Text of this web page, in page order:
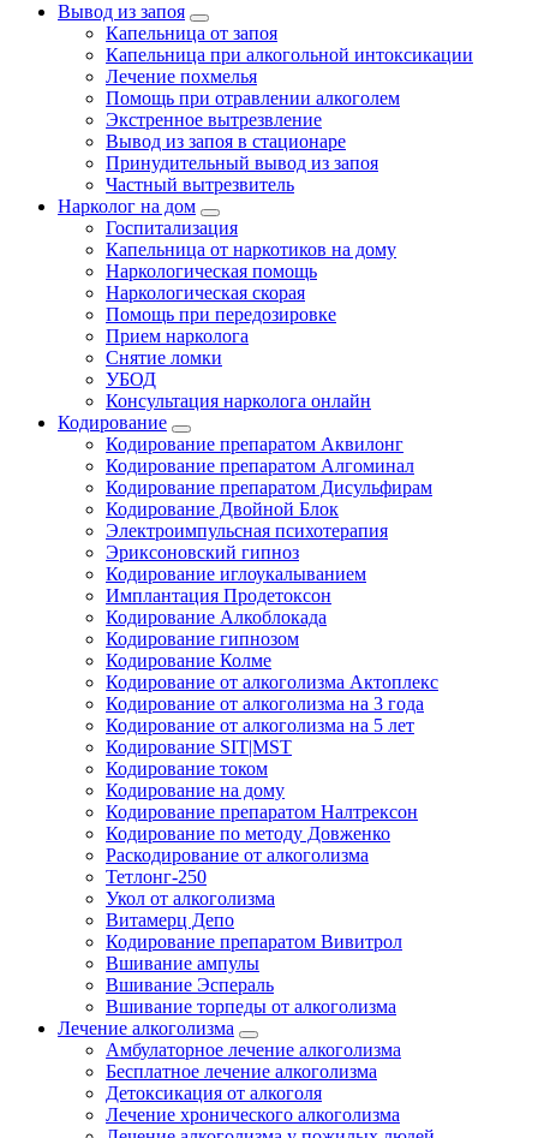
Вывод из запоя
Капельница от запоя
Капельница при алкогольной интоксикации
Лечение похмелья
Помощь при отравлении алкоголем
Экстренное вытрезвление
Вывод из запоя в стационаре
Принудительный вывод из запоя
Частный вытрезвитель
Нарколог на дом
Госпитализация
Капельница от наркотиков на дому
Наркологическая помощь
Наркологическая скорая
Помощь при передозировке
Прием нарколога
Снятие ломки
УБОД
Консультация нарколога онлайн
Кодирование
Кодирование препаратом Аквилонг
Кодирование препаратом Алгоминал
Кодирование препаратом Дисульфирам
Кодирование Двойной Блок
Электроимпульсная психотерапия
Эриксоновский гипноз
Кодирование иглоукалыванием
Имплантация Продетоксон
Кодирование Алкоблокада
Кодирование гипнозом
Кодирование Колме
Кодирование от алкоголизма Актоплекс
Кодирование от алкоголизма на 3 года
Кодирование от алкоголизма на 5 лет
Кодирование SIT|MST
Кодирование током
Кодирование на дому
Кодирование препаратом Налтрексон
Кодирование по методу Довженко
Раскодирование от алкоголизма
Тетлонг-250
Укол от алкоголизма
Витамерц Депо
Кодирование препаратом Вивитрол
Вшивание ампулы
Вшивание Эспераль
Вшивание торпеды от алкоголизма
Лечение алкоголизма
Амбулаторное лечение алкоголизма
Бесплатное лечение алкоголизма
Детоксикация от алкоголя
Лечение хронического алкоголизма